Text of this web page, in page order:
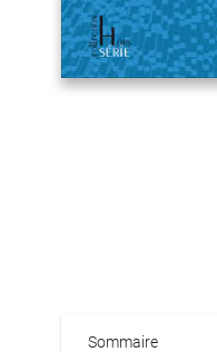
Sommaire